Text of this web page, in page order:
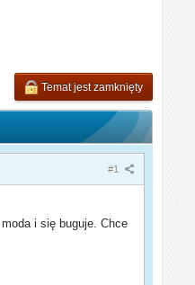
Temat jest zamknięty
#1
i się buguje. Chce